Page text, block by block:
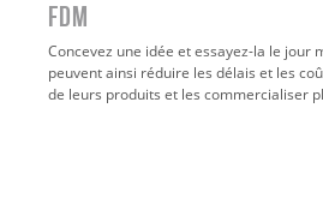
FDM
Concevez une idée et essayez-la le jour
peuvent ainsi réduire les délais et les
de leurs produits et les commercialiser